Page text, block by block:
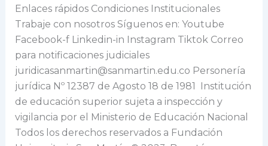
Enlaces rápidos Condiciones Institucionales
Trabaje con nosotros Síguenos en: Youtube
Facebook-f Linkedin-in Instagram Tiktok Correo
para notificaciones judiciales
juridicasanmartin@sanmartin.edu.co Personería
jurídica Nº 12387 de Agosto 18 de 1981 Institución
de educación superior sujeta a inspección y
vigilancia por el Ministerio de Educación Nacional
Todos los derechos reservados a Fundación